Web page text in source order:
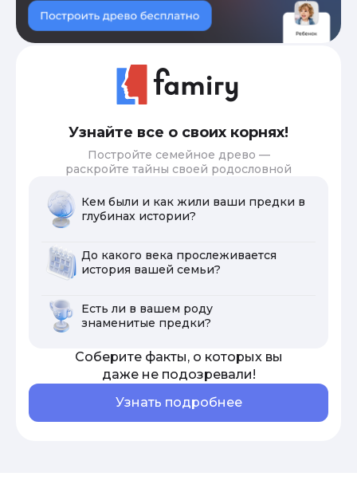
Узнайте все о своих корнях!
Постройте семейное древо —
раскройте тайны своей родословной
Кем были и как жили ваши предки в
глубинах истории?
До какого века прослеживается
история вашей семьи?
Есть ли в вашем роду
знаменитые предки?
Соберите факты, о которых вы
даже не подозревали!
Узнать подробнее